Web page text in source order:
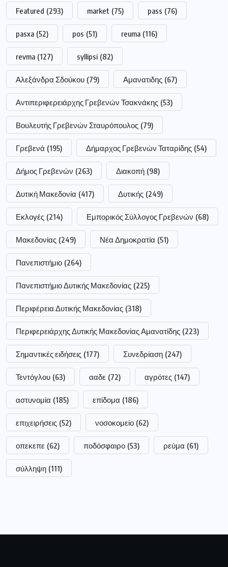
Featured (293) market (75) pass (76)
pasxa (52) pos (51) reuma (116)
revma (127) syllipsi (82)
Αλεξάνδρα Σδούκου (79) Αμανατιδης (67)
Αντιπεριφερειάρχης Γρεβενών Τσακνάκης (53)
Βουλευτής Γρεβενών Σταυρόπουλος (79)
Γρεβενά (195) Δήμαρχος Γρεβενών Ταταρίδης (54)
Δήμος Γρεβενών (263) Διακοπή (98)
Δυτική Μακεδονία (417) Δυτικής (249)
Εκλογές (214) Εμπορικός Σύλλογος Γρεβενών (68)
Μακεδονίας (249) Νέα Δημοκρατία (51)
Πανεπιστήμιο (264)
Πανεπιστήμιο Δυτικής Μακεδονίας (225)
Περιφέρεια Δυτικής Μακεδονίας (318)
Περιφερειάρχης Δυτικής Μακεδονίας Αμανατίδης (223)
Σημαντικές ειδήσεις (177) Συνεδρίαση (247)
Τεντόγλου (63) ααδε (72) αγρότες (147)
αστυνομία (185) επίδομα (186)
επιχειρήσεις (52) νοσοκομείο (62)
οπεκεπε (62) ποδόσφαιρο (53) ρεύμα (61)
σύλληψη (111)